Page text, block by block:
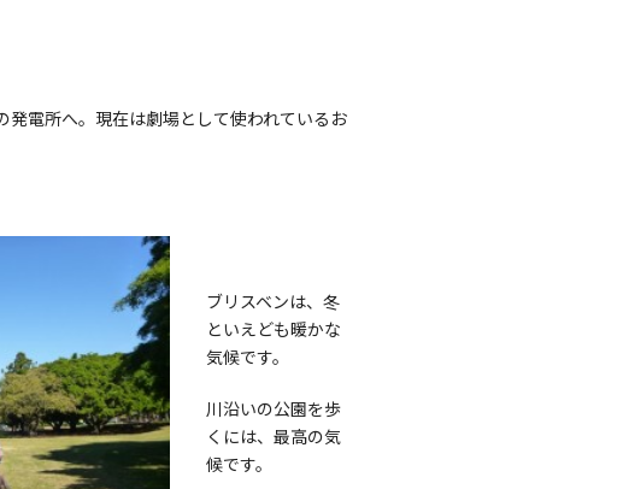
発電所へ。現在は劇場として使われているお
ブリスベンは、冬
といえども暖かな
気候です。
川沿いの公園を歩
くには、最高の気
候です。